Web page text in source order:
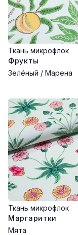
Ткань микрофлок
Фрукты
Зелёный / Марена
Ткань микрофлок
Маргаритки
Мята